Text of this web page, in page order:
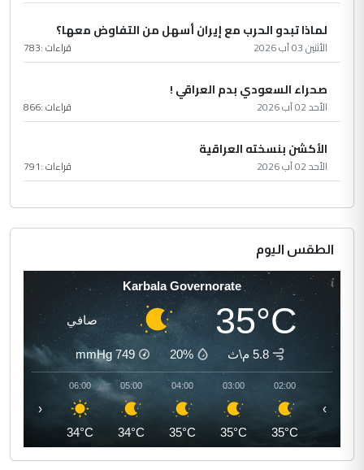
لماذا تبدو الحرب مع إيران أسهل من التفاوض معها؟
الأثنين 03 آب 2026 قراءات :783
صحراء السعودي بدم العراقي !
الأحد 02 آب 2026 قراءات :866
الأكشن بنسخته العراقية
الأحد 02 آب 2026 قراءات :791
الطقس اليوم
Karbala Governorate
35°C صافي
5.8 م\ث 20%
749
mmHg
02:00
35°C
03:00
35°C
04:00
35°C
05:00
34°C
06:00
34°C
‹ ›